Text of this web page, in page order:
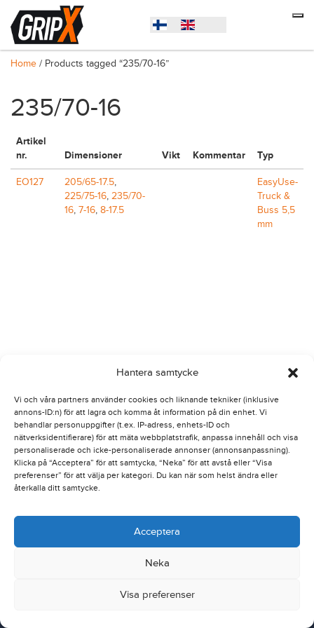
Hantera samtycke
Vi och våra partners använder cookies och liknande tekniker (inklusive
annons-ID:n) för att lagra och komma åt information på din enhet. Vi
behandlar personuppgifter (t.ex. IP-adress, enhets-ID och
nätverksidentifierare) för att mäta webbplatstrafik, anpassa innehåll och visa
personaliserade och icke-personaliserade annonser (annonsanpassning).
Klicka på “Acceptera” för att samtycka, “Neka” för att avstå eller “Visa
preferenser” för att välja per kategori. Du kan när som helst ändra eller
återkalla ditt samtycke.
Acceptera
Neka
Visa preferenser
Home / Products tagged “235/70-16”
235/70-16
Artikel
nr.
Dimensioner Vikt Kommentar Typ
EO127 205/65-17.5,
225/75-16, 235/70-
16, 7-16, 8-17.5
EasyUse-
Truck &
Buss 5,5
mm